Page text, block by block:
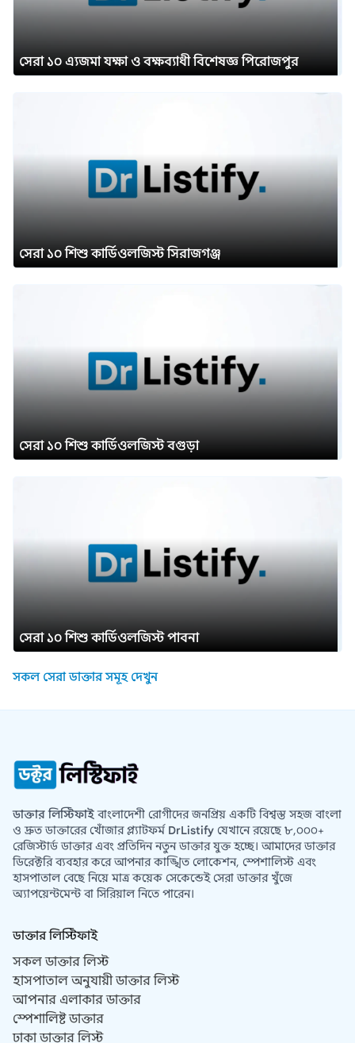
সেরা ১০ এ্যজমা যক্ষা ও বক্ষব্যাধী বিশেষজ্ঞ পিরোজপুর
সেরা ১০ শিশু কার্ডিওলজিস্ট সিরাজগঞ্জ
সেরা ১০ শিশু কার্ডিওলজিস্ট বগুড়া
সেরা ১০ শিশু কার্ডিওলজিস্ট পাবনা
সকল সেরা ডাক্তার সমূহ দেখুন
ডাক্তার লিস্টিফাইবাংলাদেশী রোগীদের জনপ্রিয় একটি বিশ্বস্ত সহজ বাংলা
ও দ্রুত ডাক্তারের খোঁজার প্ল্যাটফর্ম DrListify যেখানে রয়েছে ৮,০০০+
রেজিস্টার্ড ডাক্তার এবং প্রতিদিন নতুন ডাক্তার যুক্ত হচ্ছে। আমাদের ডাক্তার
ডিরেক্টরি ব্যবহার করে আপনার কাঙ্খিত লোকেশন, স্পেশালিস্ট এবং
হাসপাতাল বেছে নিয়ে মাত্র কয়েক সেকেন্ডেই সেরা ডাক্তার খুঁজে
অ্যাপয়েন্টমেন্ট বা সিরিয়াল নিতে পারেন।
ডাক্তার লিস্টিফাই
সকল ডাক্তার লিস্ট
হাসপাতাল অনুযায়ী ডাক্তার লিস্ট
আপনার এলাকার ডাক্তার
স্পেশালিষ্ট ডাক্তার
ঢাকা ডাক্তার লিস্ট